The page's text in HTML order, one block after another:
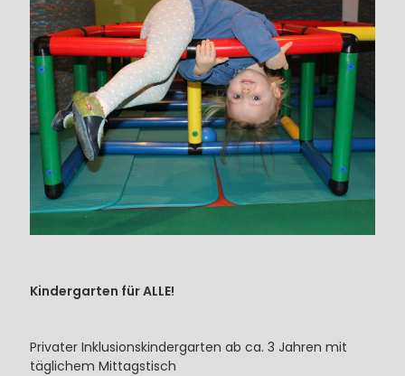
Kindergarten für ALLE!
Privater Inklusionskindergarten ab ca. 3 Jahren mit
täglichem Mittagstisch